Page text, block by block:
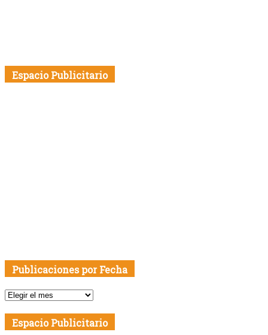
Espacio Publicitario
Publicaciones por Fecha
Publicaciones
Fecha
Espacio Publicitario